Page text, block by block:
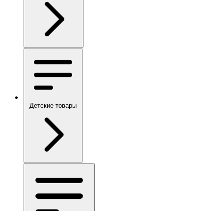
Детские товары